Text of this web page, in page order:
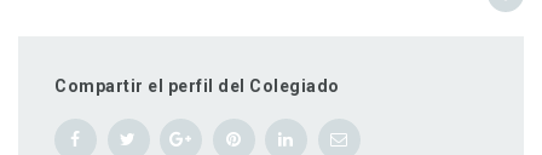
Compartir el perfil del Colegiado